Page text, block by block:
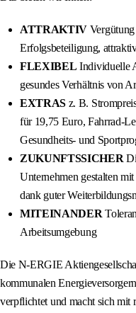
ATTRAKTIV
Erfolgsbeteiligung,
FLEXIBEL Individuelle
gesundes Verhältnis von
EXTRAS z. B.
für 19,75 Euro, Fahrrad-
Gesundheits- und
ZUKUNFTSSICHER
Unternehmen gestalten
dank guter
MITEINANDER
Arbeitsumgebung
Die N-ERGIE
kommunalen
verpflichtet und macht sich